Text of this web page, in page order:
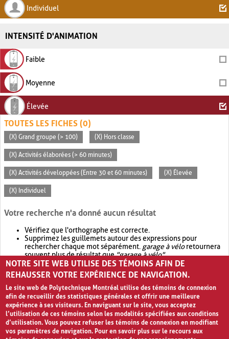
Individuel
INTENSITÉ D'ANIMATION
Faible
Moyenne
Élevée
TOUTES LES FICHES (0)
(X) Grand groupe (> 100) (X) Hors classe
(X) Activités élaborées (> 60 minutes)
(X) Activités développées (Entre 30 et 60 minutes) (X) Élevée
(X) Individuel
Votre recherche n'a donné aucun résultat
Vérifiez que l'orthographe est correcte.
Supprimez les guillemets autour des expressions pour
rechercher chaque mot séparément. garage à véloretournera
souvent plus de résultat que"garage à vélo".
Envisagez d'élargir votre recherche avec OR.garage OR vélo
retournera souvent plus de résultat quegarage à vélo
NOTRE SITE WEB UTILISE DES TÉMOINS AFIN DE
REHAUSSER VOTRE EXPÉRIENCE DE NAVIGATION.
Le site web de Polytechnique Montréal utilise des témoins de connexion
afin de recueillir des statistiques générales et offrir une meilleure
expérience à ses visiteurs. En naviguant sur le site, vous acceptez
l’utilisation de ces témoins selon les modalités spécifiées aux conditions
d’utilisation. Vous pouvez refuser les témoins de connexion en modifiant
vos paramètres de navigation. Pour en savoir plus sur le recours aux